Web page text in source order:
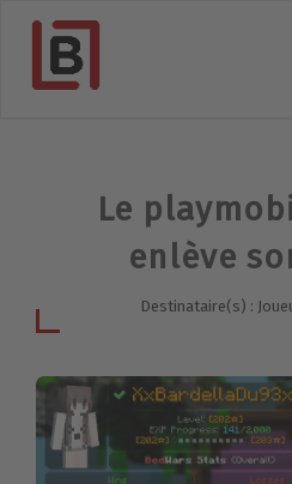
Le
enlève
Destinataire(s) :